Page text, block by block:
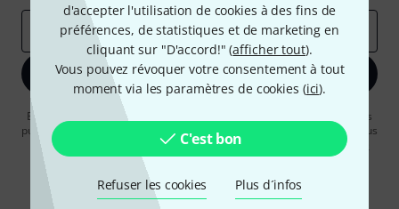
d'accepter l'utilisation de cookies à des fins de
préférences, de statistiques et de marketing en
cliquant sur "D'accord!" (afficher tout).
Vous pouvez révoquer votre consentement à tout
moment via les paramètres de cookies (ici).
C'est bon
Refuser les cookies Plus d´infos
Adresse e-mail*
S'inscrire maintenant
En cliquant sur "S'inscrire maintenant", vous acceptez de recevoir des
publicités par e-mail. La désinscription est possible à tout moment. Vous
pouvez trouver plus d'informations à ce sujet dans notre
Politique de
confidentialité.
* Requis